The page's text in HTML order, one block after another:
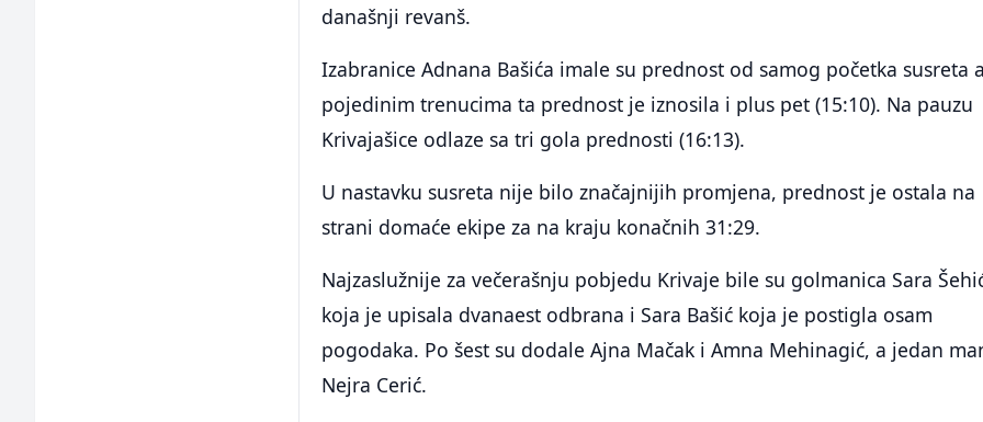
današnji revanš.
Izabranice Adnana Bašića imale su prednost od samog početka susreta
pojedinim trenucima ta prednost je iznosila i plus pet (15:10). Na pauzu
Krivajašice odlaze sa tri gola prednosti (16:13).
U nastavku susreta nije bilo značajnijih promjena, prednost je ostala na
strani domaće ekipe za na kraju konačnih 31:29.
Najzaslužnije za večerašnju pobjedu Krivaje bile su golmanica Sara
koja je upisala dvanaest odbrana i Sara Bašić koja je postigla osam
pogodaka. Po šest su dodale Ajna Mačak i Amna Mehinagić, a jedan
Nejra Cerić.